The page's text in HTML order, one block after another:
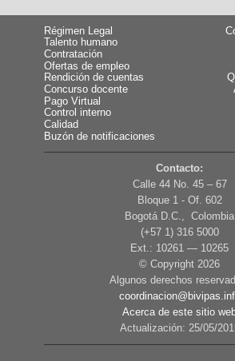
Régimen Legal
Talento humano
Contratación
Ofertas de empleo
Rendición de cuentas
Concurso docente
Pago Virtual
Control interno
Calidad
Buzón de notificaciones
Contacto:
Calle 44 No. 45 – 67
Bloque 1 - Of. 602
Bogotá D.C., Colombia
(+57 1) 316 5000
Ext.: 10261 — 10265
© Copyright 2026
Algunos derechos
Acerca de este sitio
Actualización: 25/05/